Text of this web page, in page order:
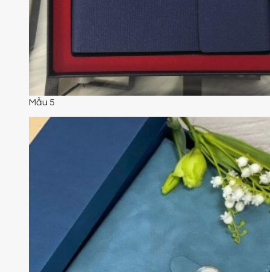
Mẫu 5